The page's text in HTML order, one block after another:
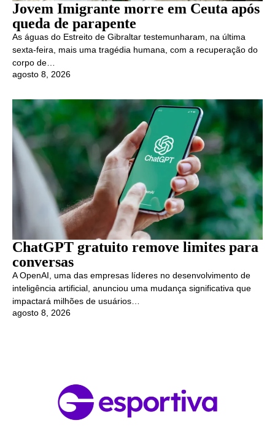
Jovem Imigrante morre em Ceuta após
queda de parapente
As águas do Estreito de Gibraltar testemunharam, na última
sexta-feira, mais uma tragédia humana, com a recuperação do
corpo de…
agosto 8, 2026
ChatGPT gratuito remove limites para
conversas
A OpenAI, uma das empresas líderes no desenvolvimento de
inteligência artificial, anunciou uma mudança significativa que
impactará milhões de usuários…
agosto 8, 2026